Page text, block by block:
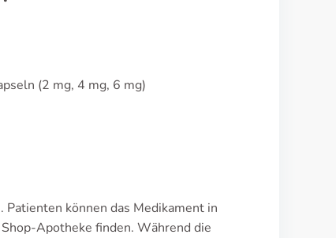
(2 mg, 4 mg, 6 mg)
können das Medikament in
Apotheke finden. Während die